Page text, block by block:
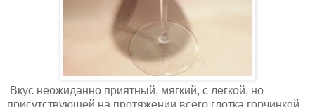
Вкус неожиданно приятный, мягкий, с легкой, но
присутствующей на протяжении всего глотка горчинкой